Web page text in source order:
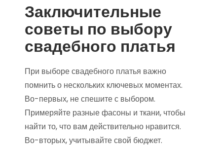
Заключительные
советы по выбору
свадебного платья
При выборе свадебного платья важно
помнить о нескольких ключевых моментах.
Во-первых, не спешите с выбором.
Примеряйте разные фасоны и ткани, чтобы
найти то, что вам действительно нравится.
Во-вторых, учитывайте свой бюджет.